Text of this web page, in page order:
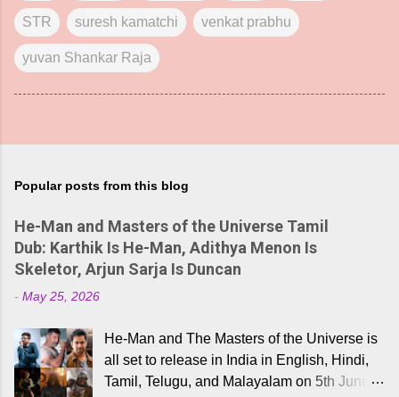
STR suresh kamatchi venkat prabhu
yuvan Shankar Raja
Popular posts from this blog
He-Man and Masters of the Universe Tamil
Dub: Karthik Is He-Man, Adithya Menon Is
Skeletor, Arjun Sarja Is Duncan
- May 25, 2026
He-Man and The Masters of the Universe is
all set to release in India in English, Hindi,
Tamil, Telugu, and Malayalam on 5th June,